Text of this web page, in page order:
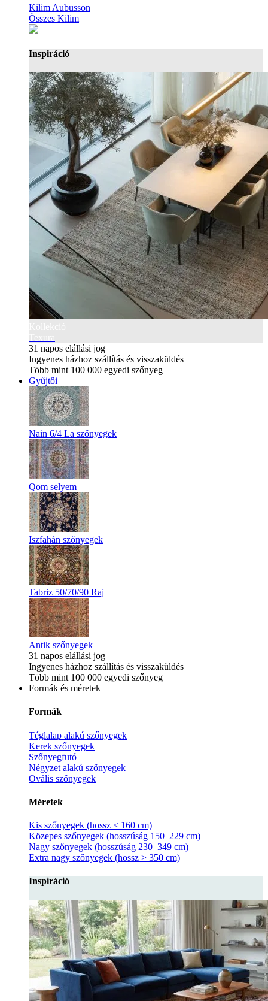
Kilim Aubusson
Összes Kilim
Inspiráció
31 napos elállási jog
Ingyenes házhoz szállítás és visszaküldés
Több mint 100 000 egyedi szőnyeg
Gyűjtői
Nain 6/4 La szőnyegek
Qom selyem
Iszfahán szőnyegek
Tabriz 50/70/90 Raj
Antik szőnyegek
31 napos elállási jog
Ingyenes házhoz szállítás és visszaküldés
Több mint 100 000 egyedi szőnyeg
Formák és méretek
Formák
Téglalap alakú szőnyegek
Kerek szőnyegek
Szőnyegfutó
Négyzet alakú szőnyegek
Ovális szőnyegek
Méretek
Kis szőnyegek (hossz < 160 cm)
Közepes szőnyegek (hosszúság 150–229 cm)
Nagy szőnyegek (hosszúság 230–349 cm)
Extra nagy szőnyegek (hossz > 350 cm)
Inspiráció